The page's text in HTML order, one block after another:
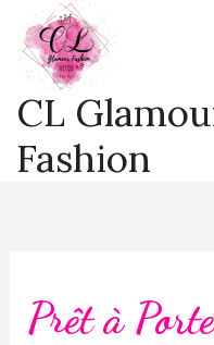
Aller
contenu
CL
Fashion
Prêt à